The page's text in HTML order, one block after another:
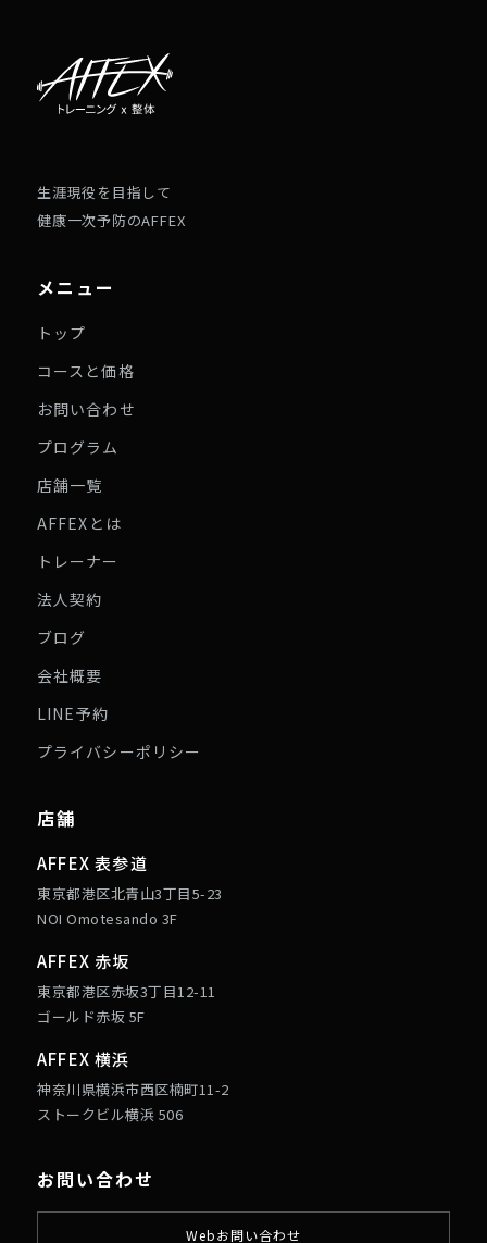
生涯現役を目指して
健康一次予防のAFFEX
メニュー
トップ
コースと価格
お問い合わせ
プログラム
店舗一覧
AFFEXとは
トレーナー
法人契約
ブログ
会社概要
LINE予約
プライバシーポリシー
店舗
AFFEX 表参道
東京都港区北青山3丁目5-23
NOI Omotesando 3F
AFFEX 赤坂
東京都港区赤坂3丁目12-11
ゴールド赤坂 5F
AFFEX 横浜
神奈川県横浜市西区楠町11-2
ストークビル横浜 506
お問い合わせ
Webお問い合わせ